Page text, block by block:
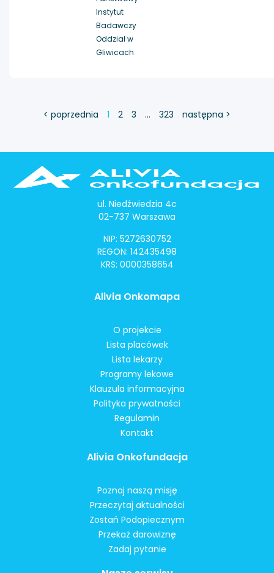
Instytut
Badawczy
Oddział w
Gliwicach
< poprzednia 1 2 3 … 323 następna >
ul. Niedźwiedzia 4c
02-737 Warszawa
NIP: 5272630752
REGON: 142435498
KRS: 0000358654
Alivia Onkomapa
O projekcie
Lista placówek
Lista lekarzy
Programy lekowe
Klauzula informacyjna
Polityka prywatności
Regulamin
Kontakt
Alivia Onkofundacja
Poznaj naszą misję
Przeczytaj aktualności
Zostań Podopiecznym
Przekaż darowiznę
Zadaj pytanie